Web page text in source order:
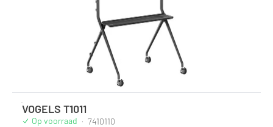
VOGELS T1011
Op voorraad · 7410110